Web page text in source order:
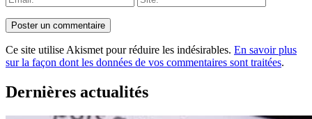
Ce site utilise Akismet pour réduire les indésirables. En savoir plus
sur la façon dont les données de vos commentaires sont traitées.
Dernières actualités